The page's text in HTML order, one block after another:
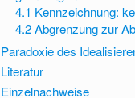
4.1 Kennzeichnung:
4.2 Abgrenzung zur
Paradoxie des
Literatur
Einzelnachweise